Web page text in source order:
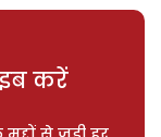
करें